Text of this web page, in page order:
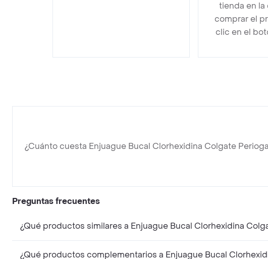
tienda en la
comprar el
clic en el
¿Cuánto cuesta Enjuague Bucal Clorhexidina Colgate
Preguntas frecuentes
¿Qué productos similares a Enjuague Bucal Clorhexidina
¿Qué productos complementarios a Enjuague Bucal